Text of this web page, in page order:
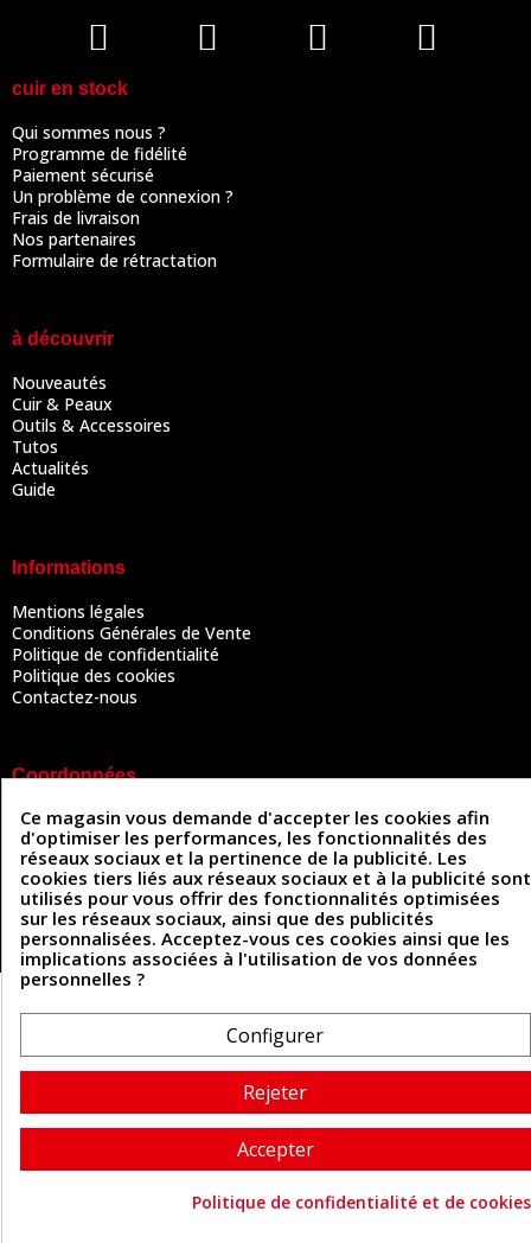
cuir en stock
Qui sommes nous ?
Programme de fidélité
Paiement sécurisé
Un problème de connexion ?
Frais de livraison
Nos partenaires
Formulaire de rétractation
à découvrir
Nouveautés
Cuir & Peaux
Outils & Accessoires
Tutos
Actualités
Guide
Informations
Mentions légales
Conditions Générales de Vente
Politique de confidentialité
Politique des cookies
Contactez-nous
Coordonnées
493 Chemin de Catougnac
81300 Graulhet
05 63 34 51 88
contact@cuirenstock.com
Cuirenstock © 2026 - Une création Quatrys 💙
Ce magasin vous demande d'accepter les cookies afin
d'optimiser les performances, les fonctionnalités des
réseaux sociaux et la pertinence de la publicité. Les
cookies tiers liés aux réseaux sociaux et à la publicité sont
utilisés pour vous offrir des fonctionnalités optimisées
sur les réseaux sociaux, ainsi que des publicités
personnalisées. Acceptez-vous ces cookies ainsi que les
implications associées à l'utilisation de vos données
personnelles ?
Configurer
Rejeter
Accepter
Politique de confidentialité et de cookies